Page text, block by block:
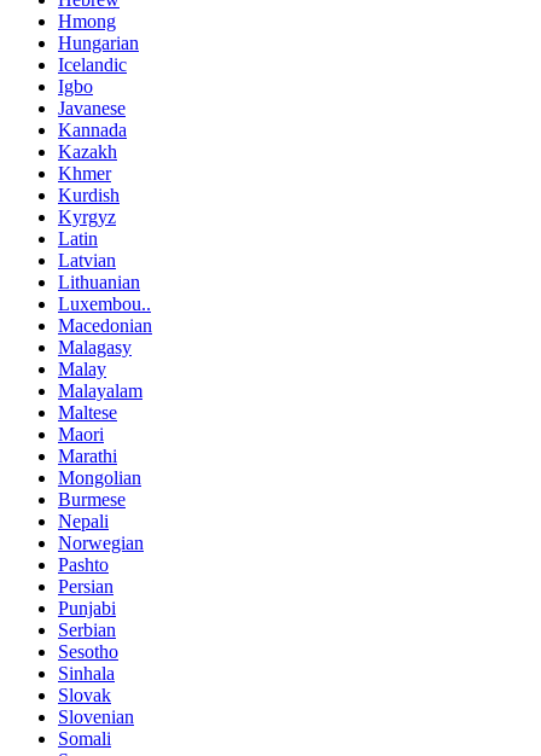
Hmong
Hungarian
Icelandic
Igbo
Javanese
Kannada
Kazakh
Khmer
Kurdish
Kyrgyz
Latin
Latvian
Lithuanian
Luxembou..
Macedonian
Malagasy
Malay
Malayalam
Maltese
Maori
Marathi
Mongolian
Burmese
Nepali
Norwegian
Pashto
Persian
Punjabi
Serbian
Sesotho
Sinhala
Slovak
Slovenian
Somali